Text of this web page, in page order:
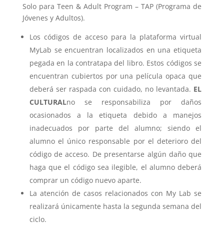
Solo para Teen & Adult Program – TAP (Programa de
Jóvenes y Adultos).
Los códigos de acceso para la plataforma virtual
MyLab se encuentran localizados en una etiqueta
pegada en la contratapa del libro. Estos códigos se
encuentran cubiertos por una película opaca que
deberá ser raspada con cuidado, no levantada. EL
CULTURALno se responsabiliza por daños
ocasionados a la etiqueta debido a manejos
inadecuados por parte del alumno; siendo el
alumno el único responsable por el deterioro del
código de acceso. De presentarse algún daño que
haga que el código sea ilegible, el alumno deberá
comprar un código nuevo aparte.
La atención de casos relacionados con My Lab se
realizará únicamente hasta la segunda semana del
ciclo.